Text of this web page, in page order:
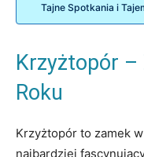
Tajne Spotkania i
Krzyżtopór –
Roku
Krzyżtopór to zamek
najbardziej